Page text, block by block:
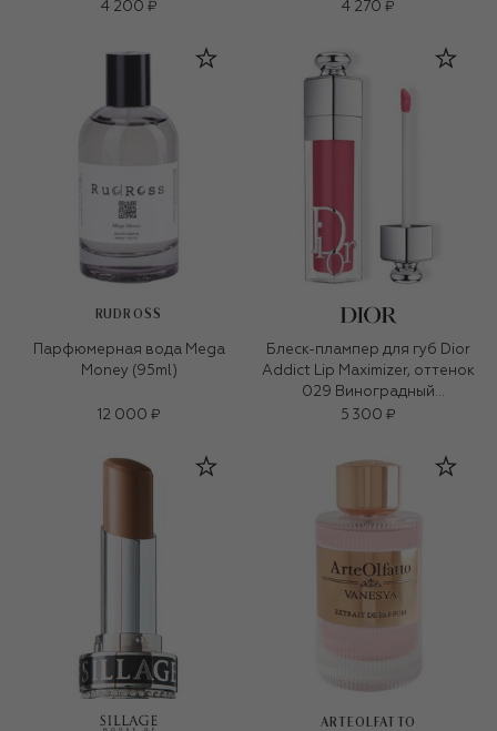
4 200 ₽
4 270 ₽
RUDROSS
Парфюмерная вода Mega
Money (95ml)
12 000 ₽
Блеск-плампер для губ Dior
Addict Lip Maximizer, оттенок
029 Виноградный
Интенсивный (6ml)
5 300 ₽
ARTEOLFATTO